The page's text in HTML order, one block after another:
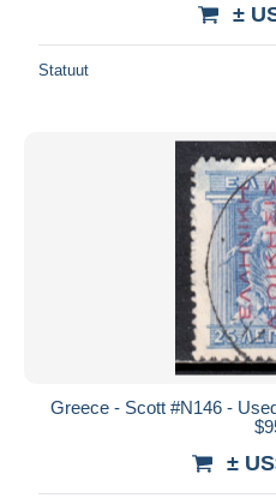
±
Statuut
Greece - Scott #N146 -
±